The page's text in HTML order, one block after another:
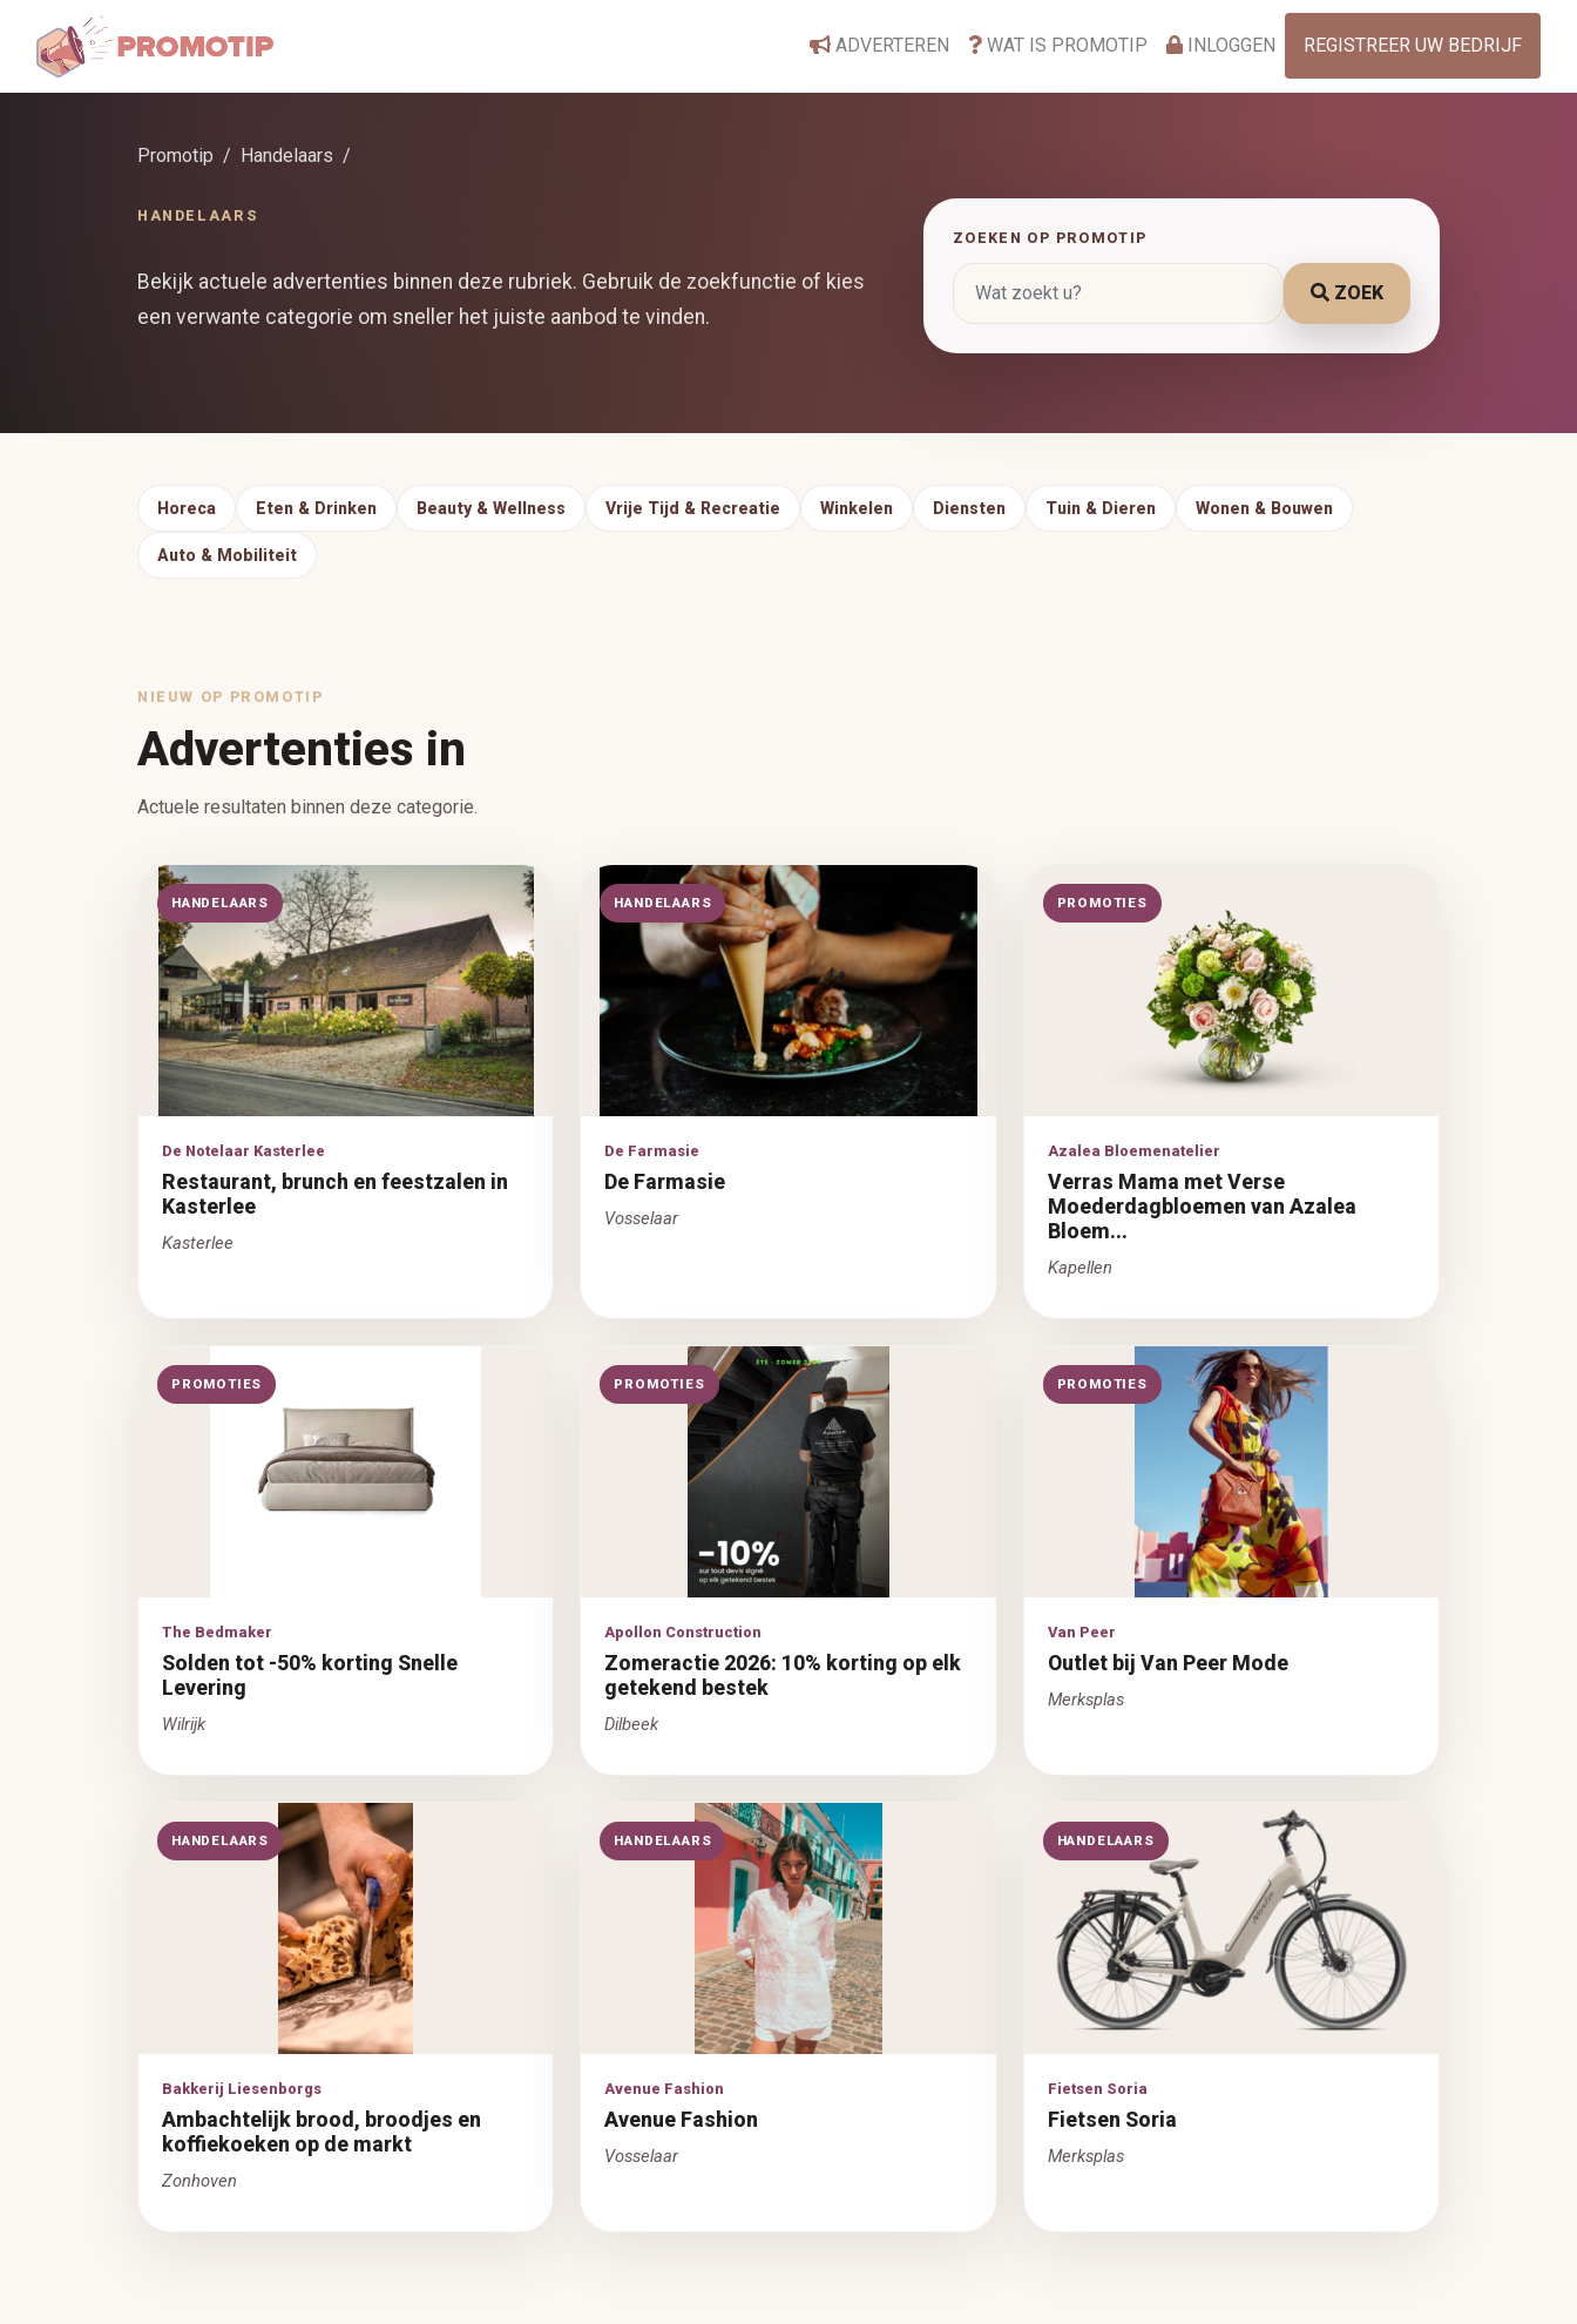
ADVERTEREN WAT IS PROMOTIP INLOGGEN REGISTREER UW BEDRIJF
Promotip Handelaars
HANDELAARS
Bekijk actuele advertenties binnen deze rubriek. Gebruik de zoekfunctie of kies
een verwante categorie om sneller het juiste aanbod te vinden.
ZOEKEN OP PROMOTIP
ZOEK
Horeca Eten & Drinken Beauty & Wellness Vrije Tijd & Recreatie Winkelen Diensten Tuin & Dieren Wonen & Bouwen
Auto & Mobiliteit
NIEUW OP PROMOTIP
Advertenties in
Actuele resultaten binnen deze categorie.
HANDELAARS
De Notelaar Kasterlee
Restaurant, brunch en feestzalen in
Kasterlee
Kasterlee
HANDELAARS
De Farmasie
De Farmasie
Vosselaar
PROMOTIES
Azalea Bloemenatelier
Verras Mama met Verse
Moederdagbloemen van Azalea
Bloem...
Kapellen
PROMOTIES
The Bedmaker
Solden tot -50% korting Snelle
Levering
Wilrijk
PROMOTIES
Apollon Construction
Zomeractie 2026: 10% korting op elk
getekend bestek
Dilbeek
PROMOTIES
Van Peer
Outlet bij Van Peer Mode
Merksplas
HANDELAARS
Bakkerij Liesenborgs
Ambachtelijk brood, broodjes en
koffiekoeken op de markt
Zonhoven
HANDELAARS
Avenue Fashion
Avenue Fashion
Vosselaar
HANDELAARS
Fietsen Soria
Fietsen Soria
Merksplas